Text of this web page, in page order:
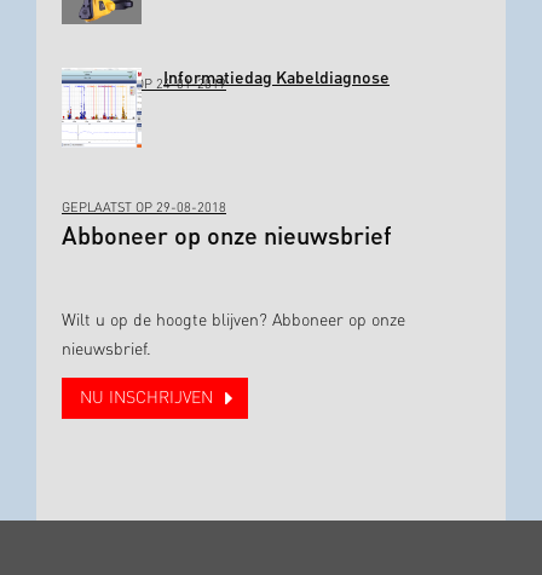
GEPLAATST OP 24-01-2019Informatiedag Kabeldiagnose
GEPLAATST OP 29-08-2018
Abboneer op onze nieuwsbrief
Wilt u op de hoogte blijven? Abboneer op onze
nieuwsbrief.
NU INSCHRIJVEN